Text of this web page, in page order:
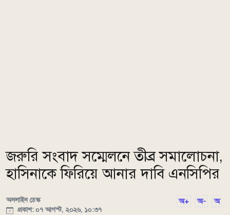
জরুরি সংবাদ সম্মেলনে তীব্র সমালোচনা,
হাসিনাকে ফিরিয়ে আনার দাবি এনসিপির
অনলাইন ডেস্ক
প্রকাশ: ০৭ আগস্ট, ২০২৬, ১০:৩৭
অ+ অ- অ